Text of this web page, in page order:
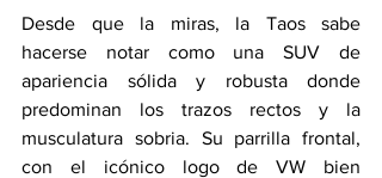
Desde que la miras, la Taos sabe
hacerse notar como una SUV de
apariencia sólida y robusta donde
predominan los trazos rectos y la
musculatura sobria. Su parrilla frontal,
con el icónico logo de VW bien